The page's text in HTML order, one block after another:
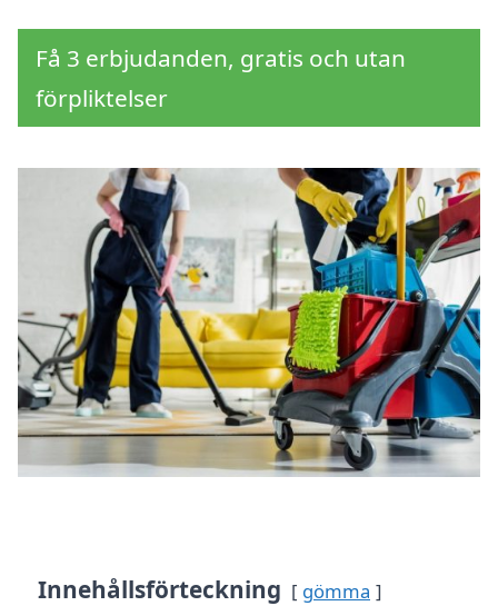
Få 3 erbjudanden, gratis och utan
förpliktelser
Innehållsförteckning gömma